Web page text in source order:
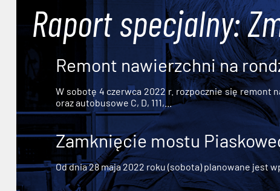
Raport specjalny:
Remont nawierzchni na
W sobotę 4 czerwca 2022 r. rozpocznie się remont
oraz autobusowe C, D, 111,...
Zamknięcie mostu
Od dnia 28 maja 2022 roku (sobota) planowane jest